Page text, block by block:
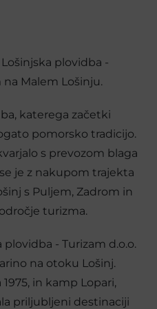
plovidba -
na Malem Lošinju.
katerega začetki
pomorsko tradicijo.
s prevozom blaga
je z nakupom trajekta
s Puljem, Zadrom in
turizma.
- Turizam d.o.o.
na otoku Lošinj.
in kamp Lopari,
priljubljeni destinaciji